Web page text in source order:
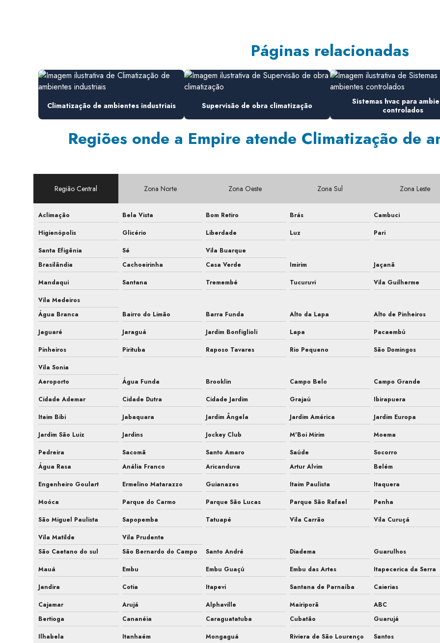
Páginas relacionadas
Climatização de ambientes industriais Supervisão de obra climatização
Sistemas hvac para
controlados
Regiões onde a Empire atende Climatização de
Região Central Zona Norte Zona Oeste Zona Sul Zona Leste
Aclimação Bela Vista Bom Retiro Brás Cambuci
Higienópolis
Glicério Liberdade Luz Pari
Santa Efigênia
Sé
Vila Buarque
Brasilândia
Cachoeirinha Casa Verde Imirim Jaçanã
Mandaqui
Santana Tremembé Tucuruvi Vila Guilherme
Vila Medeiros
Água Branca
Bairro do Limão Barra Funda Alto da Lapa Alto de Pinheiros
Jaguaré
Jaraguá Jardim Bonfiglioli Lapa Pacaembú
Pinheiros
Pirituba Raposo Tavares Rio Pequeno São Domingos
Vila Sonia
Aeroporto
Água Funda Brooklin Campo Belo Campo Grande
Cidade Ademar
Cidade Dutra Cidade Jardim Grajaú Ibirapuera
Itaim Bibi
Jabaquara Jardim Ângela Jardim América Jardim Europa
Jardim São Luiz
Jardins Jockey Club M'Boi Mirim Moema
Pedreira
Sacomã Santo Amaro Saúde Socorro
Água Rasa
Anália Franco Aricanduva Artur Alvim Belém
Engenheiro Goulart
Ermelino Matarazzo Guianazes Itaim Paulista Itaquera
Moóca
Parque do Carmo Parque São Lucas Parque São Rafael Penha
São Miguel Paulista
Sapopemba Tatuapé Vila Carrão Vila Curuçá
Vila Matilde
Vila Prudente
São Caetano do sul
São Bernardo do Campo Santo André Diadema Guarulhos
Mauá
Embu Embu Guaçú Embu das Artes Itapecerica da Serra
Jandira
Cotia Itapevi Santana de Parnaíba Caierias
Cajamar
Arujá Alphaville Mairiporã ABC
Bertioga
Cananéia Caraguatatuba Cubatão Guarujá
Ilhabela
Itanhaém Mongaguá Riviera de São Lourenço Santos